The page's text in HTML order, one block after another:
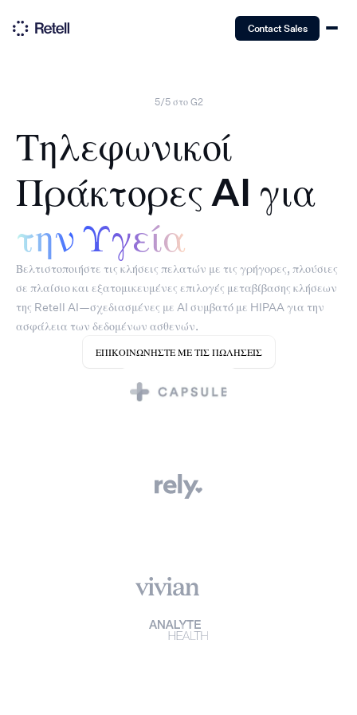
Contact Sales
5/5 στο G2
Τηλεφωνικοί
Πράκτορες AI για
την Υγεία
Βελτιστοποιήστε τις κλήσεις πελατών με τις γρήγορες, πλούσιες
σε πλαίσιο και εξατομικευμένες επιλογές μεταβίβασης κλήσεων
της Retell AI—σχεδιασμένες με AI συμβατό με HIPAA για την
ασφάλεια των δεδομένων ασθενών.
ΕΠΙΚΟΙΝΩΝΗΣΤΕ ΜΕ ΤΙΣ ΠΩΛΗΣΕΙΣ